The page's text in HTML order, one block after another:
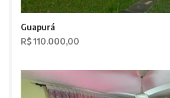
Guapurá
R$ 110.000,00